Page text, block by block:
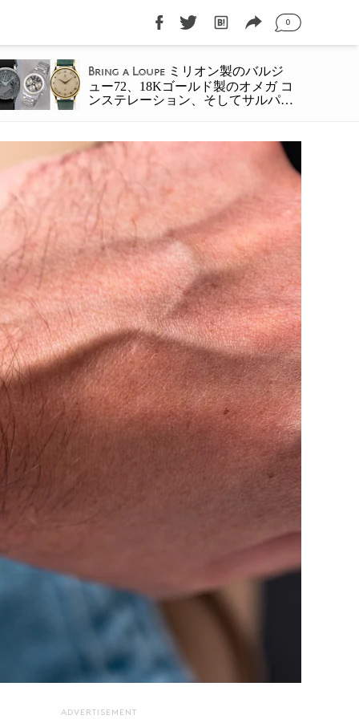
0
Bring a Loupeミリオン製のバルジ
ュー72、18Kゴールド製のオメガ コ
ンステレーション、そしてサルパネ
ADVERTISEMENT